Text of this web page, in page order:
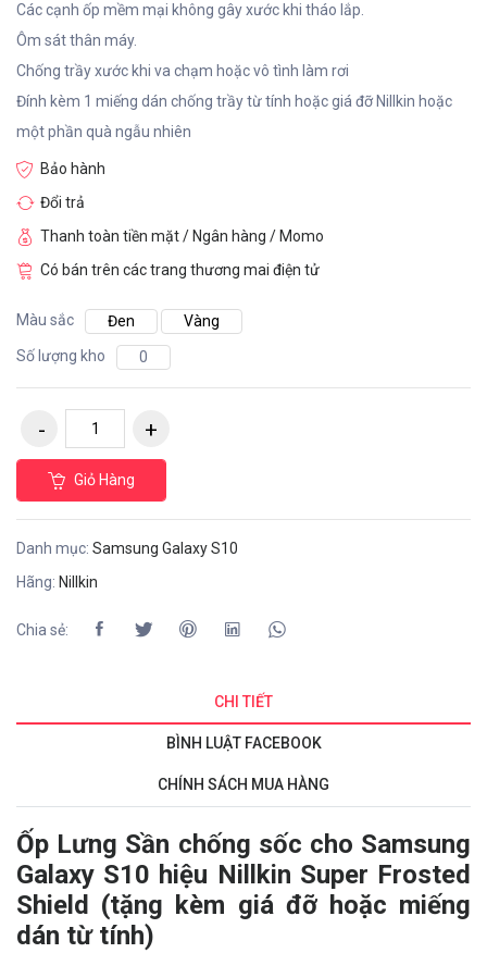
Các cạnh ốp mềm mại không gây xước khi tháo lắp.
Ôm sát thân máy.
Chống trầy xước khi va chạm hoặc vô tình làm rơi
Đính kèm 1 miếng dán chống trầy từ tính hoặc giá đỡ Nillkin hoặc
một phần quà ngẫu nhiên
Bảo hành
Đổi trả
Thanh toàn tiền mặt / Ngân hàng / Momo
Có bán trên các trang thương mai điện tử
Màu sắc Đen
Vàng
Số lượng kho
0
Giỏ Hàng
Danh mục: Samsung Galaxy S10
Hãng: Nillkin
Chia sẻ:
CHI TIẾT
BÌNH LUẬT FACEBOOK
CHÍNH SÁCH MUA HÀNG
Ốp Lưng Sần chống sốc cho Samsung
Galaxy S10 hiệu Nillkin Super Frosted
Shield (tặng kèm giá đỡ hoặc miếng
dán từ tính)